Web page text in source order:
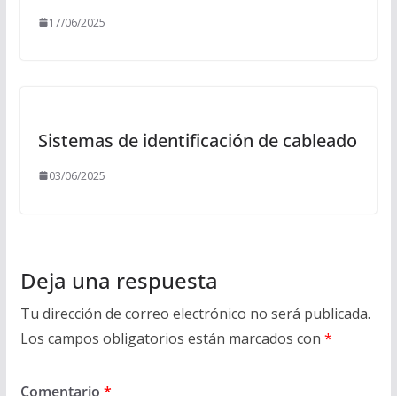
17/06/2025
Sistemas de identificación de cableado
03/06/2025
Deja una respuesta
Tu dirección de correo electrónico no será publicada.
Los campos obligatorios están marcados con *
Comentario *